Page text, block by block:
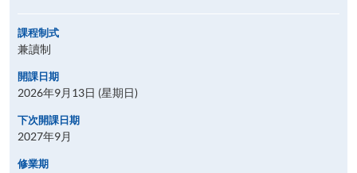
課程制式
兼讀制
開課日期
2026年9月13日 (星期日)
下次開課日期
2027年9月
修業期